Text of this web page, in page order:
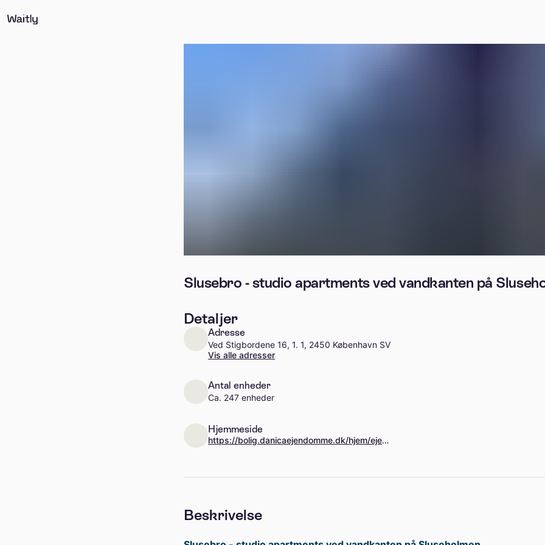
Slusebro - studio apartments ved vandkanten på
Detaljer
Adresse
Ved Stigbordene 16, 1. 1, 2450 København SV
Vis alle adresser
Antal enheder
Ca. 247 enheder
Hjemmeside
https://bolig.danicaejendomme.dk/hjem/ejendomsdetaljer?sagsnummer=44444-4444&Filters=%7B%22PensionFund%22:%22%22,%22AreaFilterFrom%22:34,%22AreaFilterTo%22:230,%22RoomFrom%22:1,%22RoomTo%22:5,%22RentFrom%22:0,%22RentTo%22:41600,%22FirstchildName%22:%22%22,%22SecondchildName%22:%22%22%7D
Beskrivelse